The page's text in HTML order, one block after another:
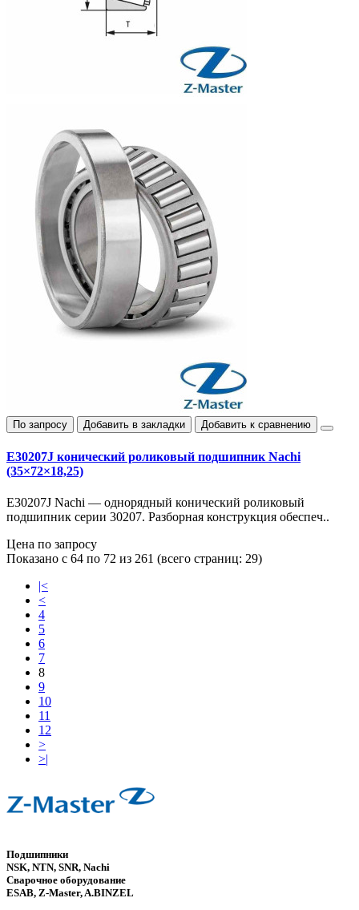
По запросу Добавить в закладки Добавить к сравнению
E30207J конический роликовый подшипник Nachi
(35×72×18,25)
E30207J Nachi — однорядный конический роликовый
подшипник серии 30207. Разборная конструкция обеспеч..
Цена по запросу
Показано с 64 по 72 из 261 (всего страниц: 29)
|<
<
4
5
6
7
8
9
10
11
12
>
>|
Подшипники
NSK, NTN, SNR, Nachi
Сварочное оборудование
ESAB, Z-Master, A.BINZEL